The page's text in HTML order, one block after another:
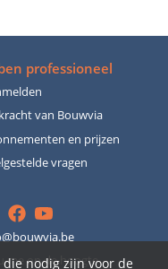
professioneel
van Bouwvia
en prijzen
vragen
me op de hoogte
nodig zijn voor de